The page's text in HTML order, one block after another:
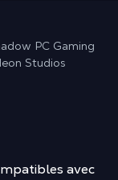
PC Gaming
Studios
avec